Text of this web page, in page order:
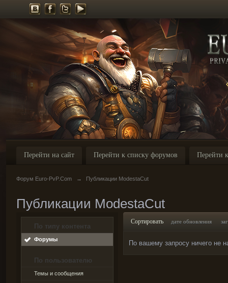
Перейти на сайт Перейти к списку форумов Перейти
Форум Euro-PvP.Com → Публикации ModestaCut
Публикации ModestaCut
По типу контента
Форумы
По пользователю
Темы и сообщения
Сортировать дате обновления
По вашему запросу ничего не